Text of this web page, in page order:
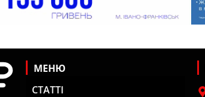
МЕНЮ
СТАТТІ